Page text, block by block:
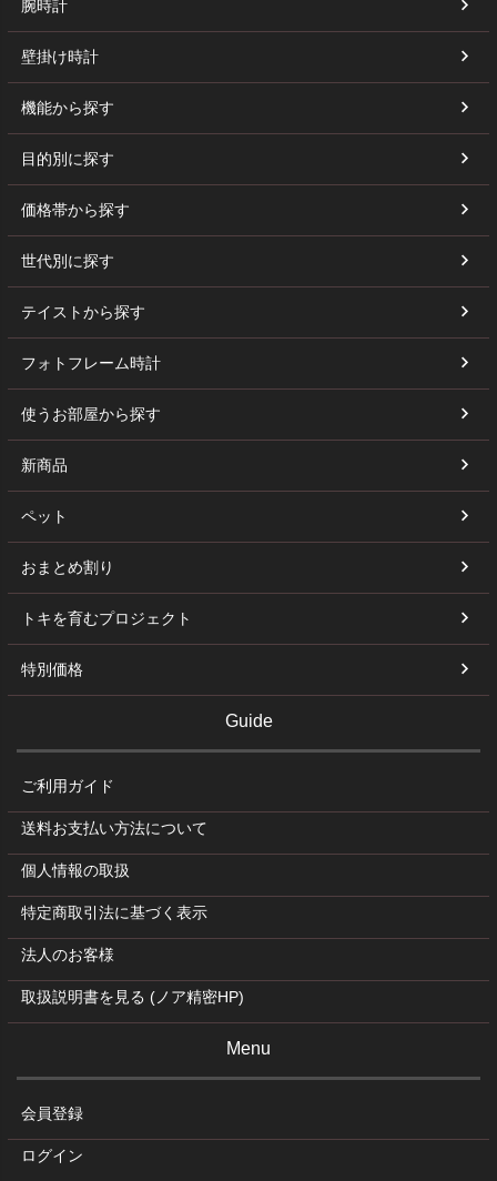
腕時計
壁掛け時計
機能から探す
目的別に探す
価格帯から探す
世代別に探す
テイストから探す
フォトフレーム時計
使うお部屋から探す
新商品
ペット
おまとめ割り
トキを育むプロジェクト
特別価格
Guide
ご利用ガイド
送料お支払い方法について
個人情報の取扱
特定商取引法に基づく表示
法人のお客様
取扱説明書を見る (ノア精密HP)
Menu
会員登録
ログイン